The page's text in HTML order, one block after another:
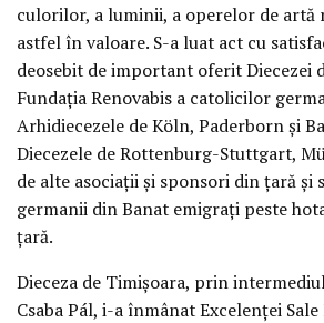
culorilor, a luminii, a operelor de artă
astfel în valoare. S-a luat act cu
deosebit de important oferit Diecezei
Fundația Renovabis a catolicilor
Arhidiecezele de Köln, Paderborn și
Diecezele de Rottenburg-Stuttgart,
de alte asociații și sponsori din țară și
germanii din Banat emigrați peste
țară.
Dieceza de Timișoara, prin
Csaba Pál, i-a înmânat Excelenței